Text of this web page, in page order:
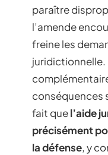
paraître
l’amende
freine les
juridictionnelle.
conséquences
fait quel’aide
précisément
la défense, y